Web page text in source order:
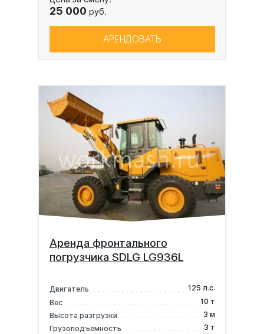
25 000 руб.
АРЕНДОВАТЬ
Аренда фронтального
погрузчика SDLG LG936L
Двигатель
125 л.с.
Вес
10 т
Высота разгрузки
3 м
Грузоподъемность
3 т